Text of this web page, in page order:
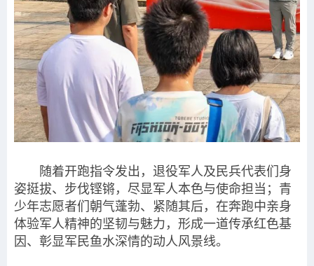
随着开跑指令发出，退役军人及民兵代表们身
姿挺拔、步伐铿锵，尽显军人本色与使命担当；青
少年志愿者们朝气蓬勃、紧随其后，在奔跑中亲身
体验军人精神的坚韧与魅力，形成一道传承红色基
因、彰显军民鱼水深情的动人风景线。